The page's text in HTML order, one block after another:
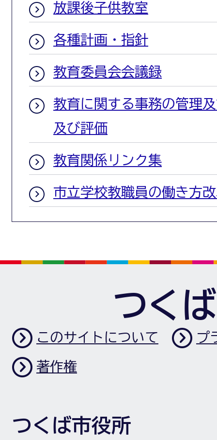
放課後子供教室
各種計画・指針
教育委員会会議録
教育に関する事務の管理
及び評価
教育関係リンク集
市立学校教職員の働き方
つく
このサイトについて プ
著作権
つくば市役所